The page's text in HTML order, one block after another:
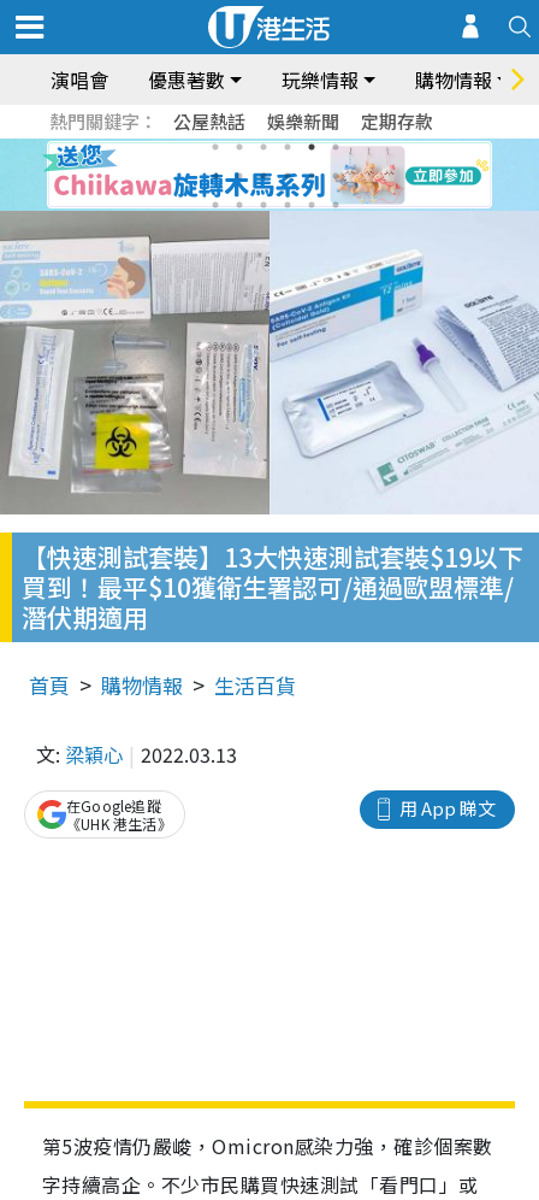
演唱會 優惠著數 玩樂情報 購物情報
熱門關鍵字： 公屋熱話 娛樂新聞 定期存款
【快速測試套裝】13大快速測試套裝$19以下
買到！最平$10獲衛生署認可/通過歐盟標準/
潛伏期適用
首頁 購物情報 生活百貨
文: 梁穎心 2022.03.13
用 App 睇文
在Google追蹤
《UHK 港生活》
第5波疫情仍嚴峻，Omicron感染力強，確診個案數
字持續高企。不少市民購買快速測試「看門口」或